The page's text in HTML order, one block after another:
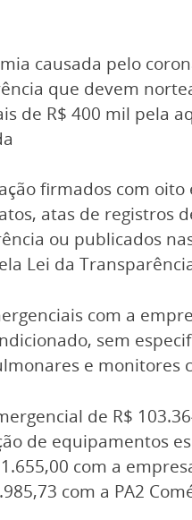
causada pelo
que devem
de R$ 400 mil pela
firmados com
atas de registros
ou publicados
Lei da
com a
sem
e monitores
de R$
de equipamentos
com a
com a PA2